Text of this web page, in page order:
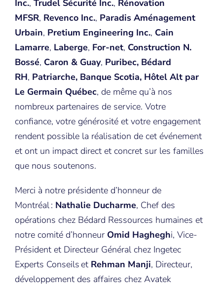
Inc., Trudel Sécurité Inc., Rénovation
MFSR, Revenco Inc., Paradis Aménagement
Urbain, Pretium Engineering Inc., Cain
Lamarre, Laberge, For-net, Construction N.
Bossé, Caron & Guay, Puribec, Bédard
RH, Patriarche, Banque Scotia, Hôtel Alt par
Le Germain Québec, de même qu’à nos
nombreux partenaires de service. Votre
confiance, votre générosité et votre engagement
rendent possible la réalisation de cet événement
et ont un impact direct et concret sur les familles
que nous soutenons.
Merci à notre présidente d’honneur de
Montréal : Nathalie Ducharme, Chef des
opérations chez Bédard Ressources humaines et
notre comité d’honneur Omid Hagheghi, Vice-
Président et Directeur Général chez Ingetec
Experts Conseils et Rehman Manji, Directeur,
développement des affaires chez Avatek